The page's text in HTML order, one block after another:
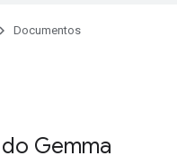
Documentos
Gemma